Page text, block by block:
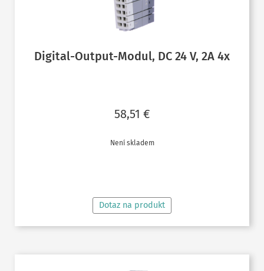
Digital-Output-Modul, DC 24 V, 2A 4x
58,51 €
Není skladem
Dotaz na produkt